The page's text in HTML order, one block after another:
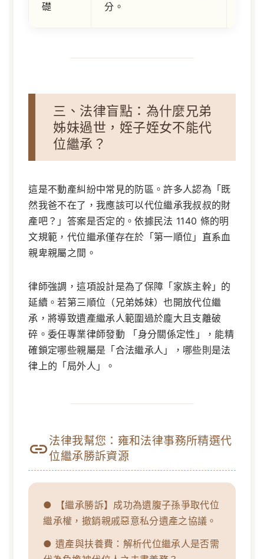
礎
分。
三、法律盲點：為什麼兄弟
姊妹過世，姪子姪女不能代
位繼承？
這是不動產糾紛中常見的防區。許多人認為「既
然我爸不在了，我應該可以代位繼承我叔叔的財
產吧？」答案是否定的。依據民法 1140 條的明
文規範，代位繼承僅存在於「第一順位」直系血
親卑親屬之間。
律師強調，這項設計是為了保障「家族主幹」的
延續。若第三順位（兄弟姊妹）也開放代位繼
承，將導致遺產繼承人範圍過於龐大且支離破
碎。委任專業律師發動
「身分關係定性」
，能精
確鎖定哪些親屬是「合法繼承人」，哪些則是法
律上的「局外人」。
法律我幫您：雍和法律事務所精選代
位繼承勝訴資源
● 【繼承勝訴】成功為遺腹子孫爭取代位
繼承權，撤銷親戚惡意私分遺產之協議。
● 遺產與扶養費：解析代位繼承人是否需